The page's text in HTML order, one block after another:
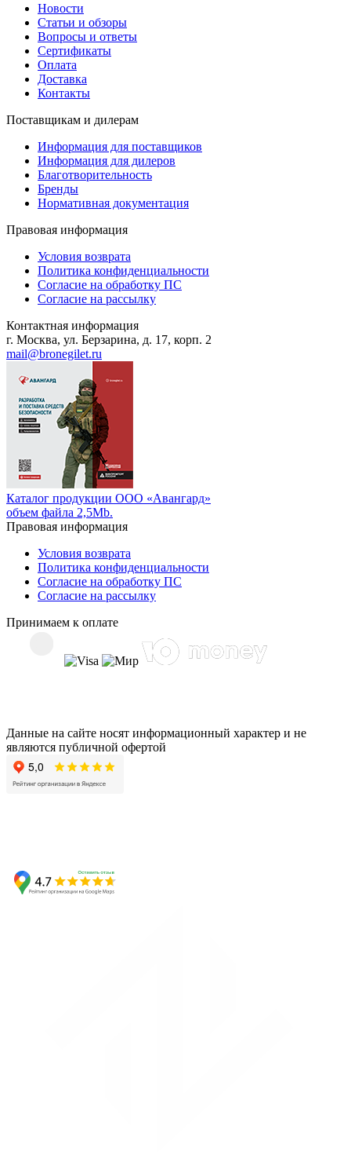
Новости
Статьи и обзоры
Вопросы и ответы
Сертификаты
Оплата
Доставка
Контакты
Поставщикам и дилерам
Информация для поставщиков
Информация для дилеров
Благотворительность
Бренды
Нормативная документация
Правовая информация
Условия возврата
Политика конфиденциальности
Согласие на обработку ПС
Согласие на рассылку
Контактная информация
г. Москва, ул. Берзарина, д. 17, корп. 2
mail@bronegilet.ru
Каталог продукции ООО «Авангард»
объем файла 2,5Mb.
Правовая информация
Условия возврата
Политика конфиденциальности
Согласие на обработку ПС
Согласие на рассылку
Принимаем к оплате
Данные на сайте носят информационный характер и не
являются публичной офертой